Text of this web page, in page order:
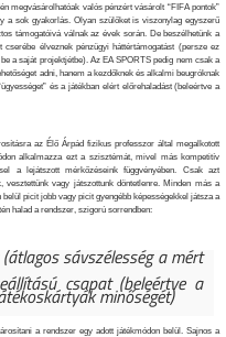
megvásárolhatóak valós pénzért vásárolt “FIFA pontok”
a sok gyakorlás. Olyan szülőket is viszonylag egyszerű
támogatóivá válnak az évek során. De beszélhetünk a
élveznek pénzügyi háttértámogatást (persze ez
a saját projektjétbe). Az EA SPORTS pedig nem csak a
adni, hanem a kezdőknek és alkalmi beugróknak
és a játékban elért előrehaladást (beleértve a
az Élő Árpád fizikus professzor által megalkotott
alkalmazza ezt a szisztémát, mivel más kompetitív
a lejátszott mérkőzéseink függvényében. Csak azt
vesztettünk vagy játszottunk döntetlenre. Minden más a
picit jobb vagy picit gyengébb képességekkel játsza a
halad a rendszer, szigorú sorrendben:
sávszélesség a mért
csapat (beleértve a
minőségét)
a rendszer egy adott játékmódon belül. Sajnos a